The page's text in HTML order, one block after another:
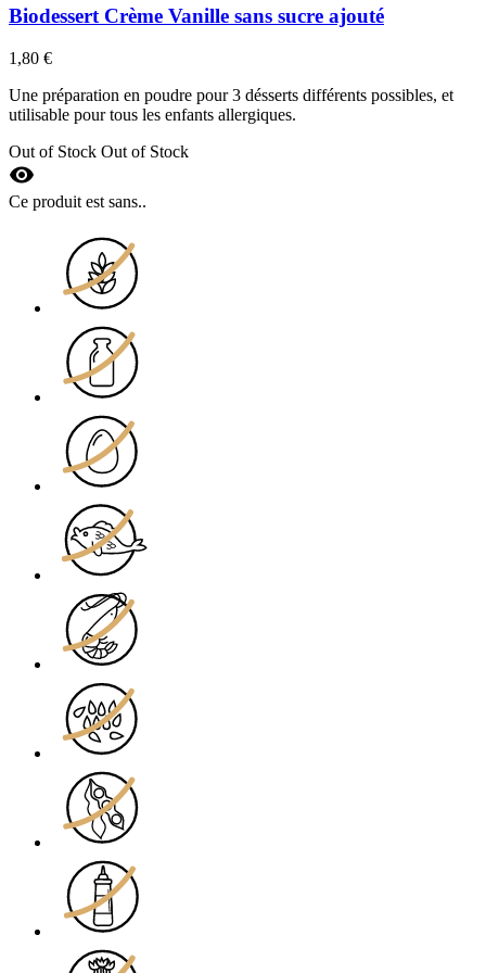
Biodessert Crème Vanille sans sucre ajouté
1,80 €
Une préparation en poudre pour 3 désserts différents possibles, et
utilisable pour tous les enfants allergiques.
Out of Stock Out of Stock
visibility
Ce produit est sans..